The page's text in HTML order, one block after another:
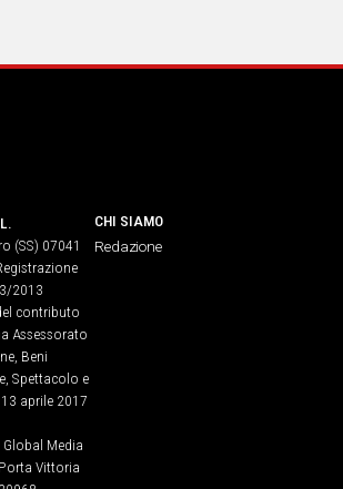
(SS) 07041
2013
contributo
Assessorato
Beni
Spettacolo e
aprile 2017
Media
Vittoria
CHI SIAMO
Redazione